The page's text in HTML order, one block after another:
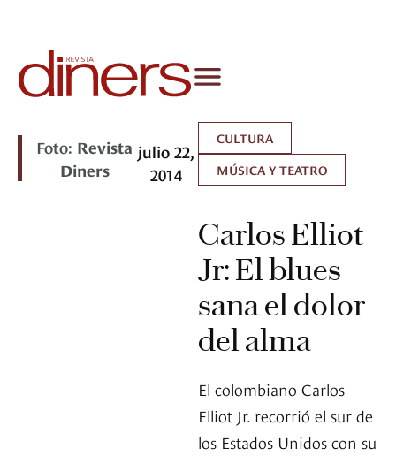
Foto: Revista
Diners
julio 22,
2014
CULTURA
MÚSICA Y TEATRO
Carlos Elliot
Jr: El blues
sana el dolor
del alma
El colombiano Carlos
Elliot Jr. recorrió el sur de
los Estados Unidos con su